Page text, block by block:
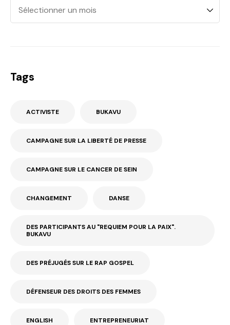
Tags
ACTIVISTE BUKAVU
CAMPAGNE SUR LA LIBERTÉ DE PRESSE
CAMPAGNE SUR LE CANCER DE SEIN
CHANGEMENT DANSE
DES PARTICIPANTS AU "REQUIEM POUR LA PAIX".
BUKAVU
DES PRÉJUGÉS SUR LE RAP GOSPEL
DÉFENSEUR DES DROITS DES FEMMES
ENGLISH ENTREPRENEURIAT